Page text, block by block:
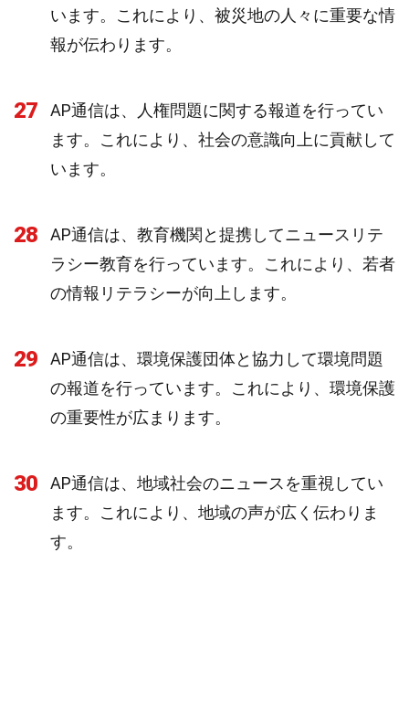
います。これにより、被災地の人々に重要な情
報が伝わります。
27
AP通信は、人権問題に関する報道を行ってい
ます。これにより、社会の意識向上に貢献して
います。
28
AP通信は、教育機関と提携してニュースリテ
ラシー教育を行っています。これにより、若者
の情報リテラシーが向上します。
29
AP通信は、環境保護団体と協力して環境問題
の報道を行っています。これにより、環境保護
の重要性が広まります。
30
AP通信は、地域社会のニュースを重視してい
ます。これにより、地域の声が広く伝わりま
す。